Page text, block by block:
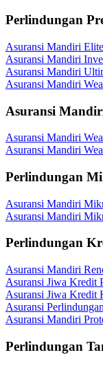
Perlindungan
Asuransi Mandiri
Asuransi Mandiri
Asuransi Mandiri
Asuransi Mandiri
Asuransi
Asuransi Mandiri
Asuransi Mandiri
Perlindungan
Asuransi Mandiri
Asuransi Mandiri
Perlindungan
Asuransi Mandiri
Asuransi Jiwa Kredit
Asuransi Jiwa Kredit
Asuransi
Asuransi Mandiri
Perlindungan